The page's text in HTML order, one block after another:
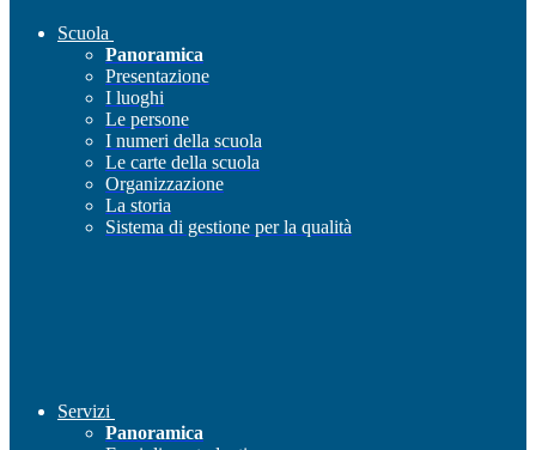
Scuola
Panoramica
Presentazione
I luoghi
Le persone
I numeri della scuola
Le carte della scuola
Organizzazione
La storia
Sistema di gestione per la qualità
Servizi
Panoramica